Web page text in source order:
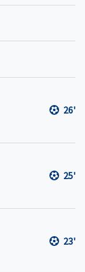
26'
25'
23'